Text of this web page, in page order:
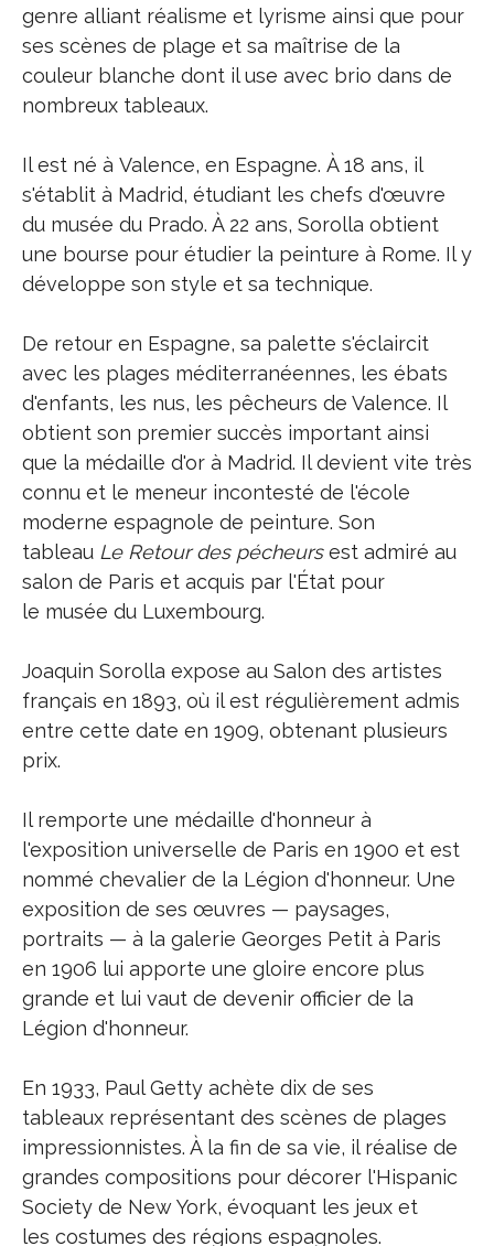
genre alliant réalisme et lyrisme ainsi que pour
ses scènes de plage et sa maîtrise de la
couleur blanche dont il use avec brio dans de
nombreux tableaux.
Il est né à Valence, en Espagne. À 18 ans, il
s'établit à Madrid, étudiant les chefs d'œuvre
du musée du Prado. À 22 ans, Sorolla obtient
une bourse pour étudier la peinture à Rome. Il y
développe son style et sa technique.
De retour en Espagne, sa palette s'éclaircit
avec les plages méditerranéennes, les ébats
d'enfants, les nus, les pêcheurs de Valence. Il
obtient son premier succès important ainsi
que la médaille d'or à Madrid. Il devient vite très
connu et le meneur incontesté de l'école
moderne espagnole de peinture. Son
tableau Le Retour des pécheursest admiré au
salon de Paris et acquis par l'État pour
le musée du Luxembourg.
Joaquin Sorolla expose au Salon des artistes
français en 1893, où il est régulièrement admis
entre cette date en 1909, obtenant plusieurs
prix.
Il remporte une médaille d'honneur à
l'exposition universelle de Paris en 1900 et est
nommé chevalier de la Légion d'honneur. Une
exposition de ses œuvres — paysages,
portraits — à la galerie Georges Petit à Paris
en 1906 lui apporte une gloire encore plus
grande et lui vaut de devenir officier de la
Légion d'honneur.
En 1933, Paul Getty achète dix de ses
tableaux représentant des scènes de plages
impressionnistes. À la fin de sa vie, il réalise de
grandes compositions pour décorer l'Hispanic
Society de New York, évoquant les jeux et
les costumes des régions espagnoles.